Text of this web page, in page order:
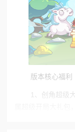
版本核心福利
1、创角超级
属超级开局大礼包